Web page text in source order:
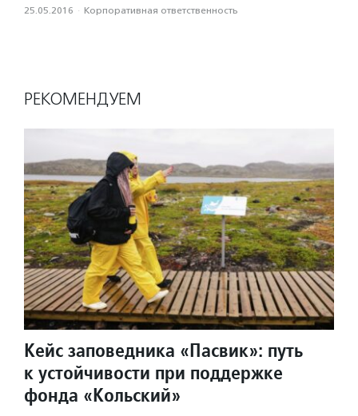
25.05.2016 · Корпоративная ответственность
РЕКОМЕНДУЕМ
Кейс заповедника «Пасвик»: путь
к устойчивости при поддержке
фонда «Кольский»